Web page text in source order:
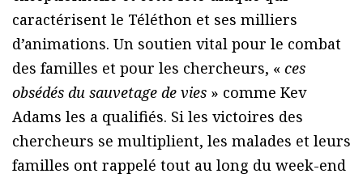
caractérisent le Téléthon et ses milliers
d’animations. Un soutien vital pour le combat
des familles et pour les chercheurs, « ces
obsédés du sauvetage de vies » comme Kev
Adams les a qualifiés. Si les victoires des
chercheurs se multiplient, les malades et leurs
familles ont rappelé tout au long du week-end